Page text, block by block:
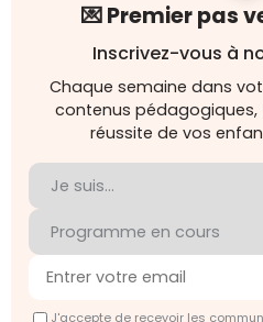
💌 Premier pas
Inscrivez-vous à
Chaque semaine dans
contenus pédagogiques,
réussite de vos
J'accepte de recevoir les